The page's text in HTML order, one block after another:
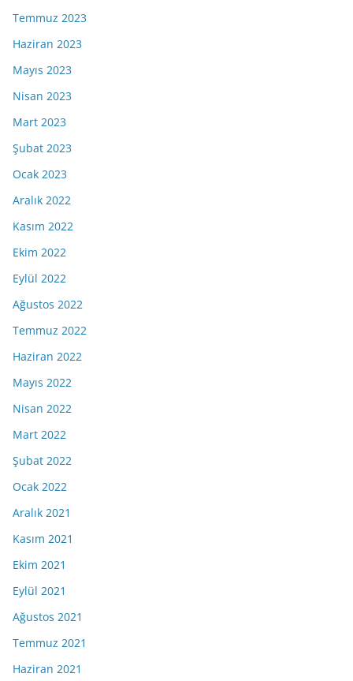
Temmuz 2023
Haziran 2023
Mayıs 2023
Nisan 2023
Mart 2023
Şubat 2023
Ocak 2023
Aralık 2022
Kasım 2022
Ekim 2022
Eylül 2022
Ağustos 2022
Temmuz 2022
Haziran 2022
Mayıs 2022
Nisan 2022
Mart 2022
Şubat 2022
Ocak 2022
Aralık 2021
Kasım 2021
Ekim 2021
Eylül 2021
Ağustos 2021
Temmuz 2021
Haziran 2021